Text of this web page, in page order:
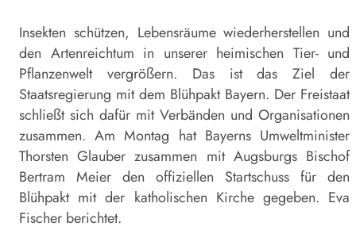
Insekten schützen, Lebensräume wiederherstellen und
den Artenreichtum in unserer heimischen Tier- und
Pflanzenwelt vergrößern. Das ist das Ziel der
Staatsregierung mit dem Blühpakt Bayern. Der Freistaat
schließt sich dafür mit Verbänden und Organisationen
zusammen. Am Montag hat Bayerns Umweltminister
Thorsten Glauber zusammen mit Augsburgs Bischof
Bertram Meier den offiziellen Startschuss für den
Blühpakt mit der katholischen Kirche gegeben. Eva
Fischer berichtet.